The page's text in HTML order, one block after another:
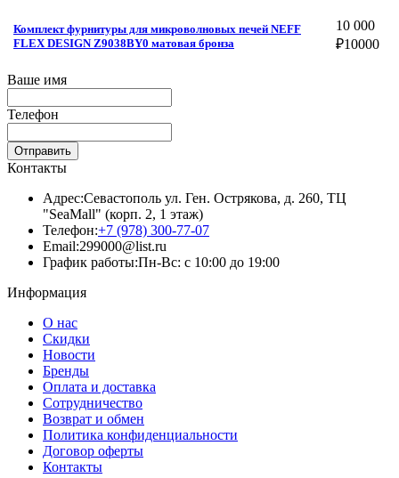
Комплект фурнитуры для микроволновых печей NEFF
FLEX DESIGN Z9038BY0 матовая бронза
10 000
₽10000
Ваше имя
Телефон
Отправить
Контакты
Адрес:Севастополь ул. Ген. Острякова, д. 260, ТЦ
"SeaMall" (корп. 2, 1 этаж)
Телефон:+7 (978) 300-77-07
Email:299000@list.ru
График работы:Пн-Вс: с 10:00 до 19:00
Информация
О нас
Скидки
Новости
Бренды
Оплата и доставка
Сотрудничество
Возврат и обмен
Политика конфиденциальности
Договор оферты
Контакты